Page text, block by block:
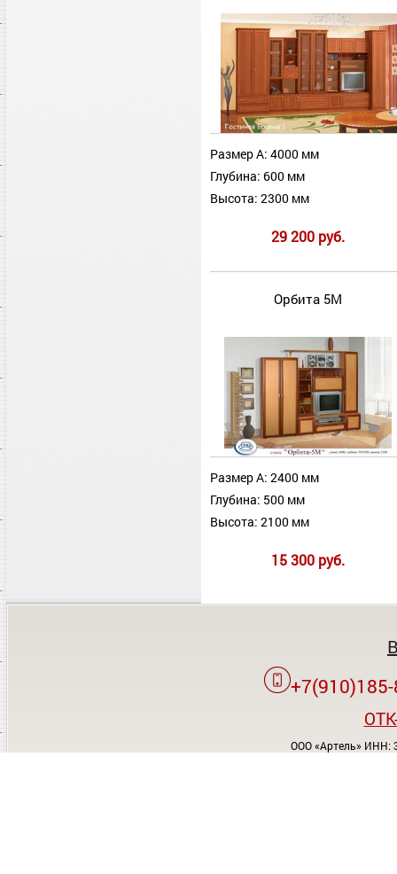
Размер А: 4000 мм
Глубина: 600 мм
Высота: 2300 мм
29 200 руб.
Орбита 5М
Размер А: 2400 мм
Глубина: 500 мм
Высота: 2100 мм
15 300 руб.
ООО «Артель» ИНН: